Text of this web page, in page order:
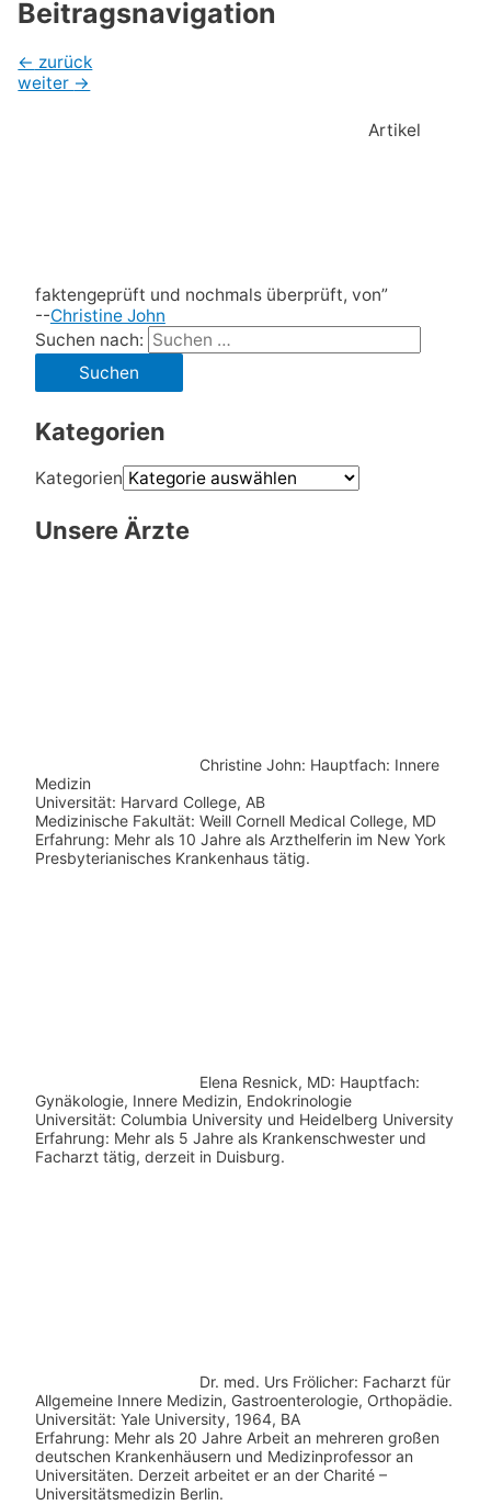
Beitragsnavigation
← zurück
weiter →
Artikel
faktengeprüft und nochmals überprüft, von”
--Christine John
Suchen nach:
Kategorien
Kategorien
Unsere Ärzte
Christine John: Hauptfach: Innere
Medizin
Universität: Harvard College, AB
Medizinische Fakultät: Weill Cornell Medical College, MD
Erfahrung: Mehr als 10 Jahre als Arzthelferin im New York
Presbyterianisches Krankenhaus tätig.
Elena Resnick, MD: Hauptfach:
Gynäkologie, Innere Medizin, Endokrinologie
Universität: Columbia University und Heidelberg University
Erfahrung: Mehr als 5 Jahre als Krankenschwester und
Facharzt tätig, derzeit in Duisburg.
Dr. med. Urs Frölicher: Facharzt für
Allgemeine Innere Medizin, Gastroenterologie, Orthopädie.
Universität: Yale University, 1964, BA
Erfahrung: Mehr als 20 Jahre Arbeit an mehreren großen
deutschen Krankenhäusern und Medizinprofessor an
Universitäten. Derzeit arbeitet er an der Charité –
Universitätsmedizin Berlin.